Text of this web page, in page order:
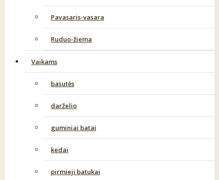
Pavasaris-vasara
Ruduo-žiema
Vaikams
basutės
darželio
guminiai batai
kedai
pirmieji batukai